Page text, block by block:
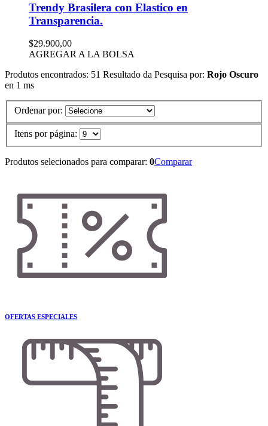
Trendy Brasilera con Elastico en
Transparencia.
$29.900,00
AGREGAR A LA BOLSA
Produtos encontrados: 51 Resultado da Pesquisa por: Rojo Oscuro
en 1 ms
Ordenar por:
Itens por página:
Produtos selecionados para comparar: 0Comparar
OFERTAS ESPECIALES